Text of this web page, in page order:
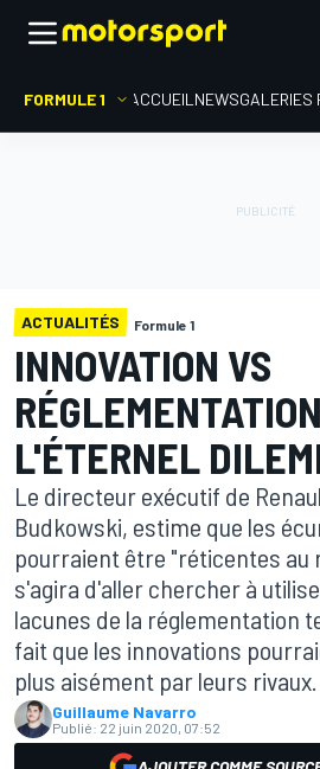
FORMULE 1 ACCUEIL NEWSGALERIES
ACTUALITÉS Formule 1
INNOVATION VS
L'ÉTERNEL
Le directeur exécutif de
Budkowski, estime que les
pourraient être "réticentes au
s'agira d'aller chercher à
lacunes de la réglementation
fait que les innovations
plus aisément par leurs rivaux.
Guillaume Navarro
Publié: 22 juin 2020, 07:52